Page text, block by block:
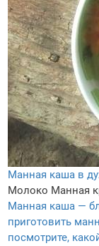
Манная каша в
Молоко Манная
Манная каша —
приготовить
посмотрите,